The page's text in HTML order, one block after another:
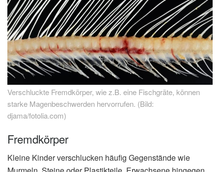
Verschluckte Fremdkörper, wie z.B. eine Fischgräte, können
starke Magenbeschwerden hervorrufen. (Bild:
djama/fotolia.com)
Fremdkörper
Kleine Kinder verschlucken häufig Gegenstände wie